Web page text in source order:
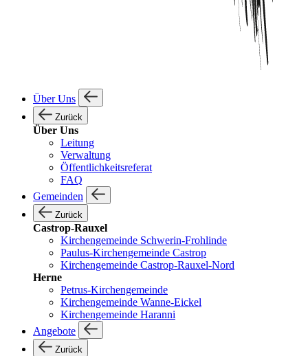
Über Uns
Zurück
Über Uns
Leitung
Verwaltung
Öffentlichkeitsreferat
FAQ
Gemeinden
Zurück
Castrop-Rauxel
Kirchengemeinde Schwerin-Frohlinde
Paulus-Kirchengemeinde Castrop
Kirchengemeinde Castrop-Rauxel-Nord
Herne
Petrus-Kirchengemeinde
Kirchengemeinde Wanne-Eickel
Kirchengemeinde Haranni
Angebote
Zurück